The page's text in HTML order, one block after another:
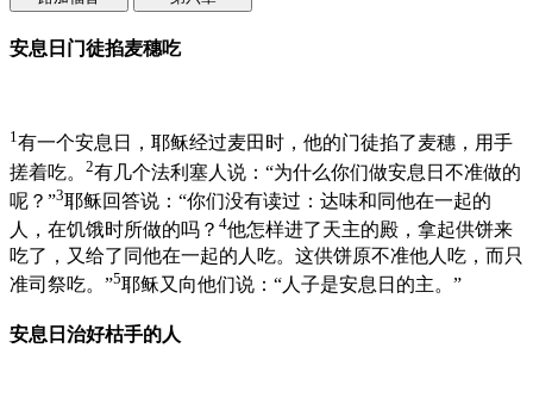
安息日门徒掐麦穗吃
1有一个安息日，耶稣经过麦田时，他的门徒掐了麦穗，用手
搓着吃。 2有几个法利塞人说：“为什么你们做安息日不准做的
呢？”3耶稣回答说：“你们没有读过：达味和同他在一起的
人，在饥饿时所做的吗？ 4他怎样进了天主的殿，拿起供饼来
吃了，又给了同他在一起的人吃。这供饼原不准他人吃，而只
准司祭吃。”5耶稣又向他们说：“人子是安息日的主。”
安息日治好枯手的人